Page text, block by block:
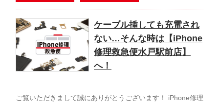
ケーブル挿しても充電され
ない…そんな時は【iPhone
修理救急便水戸駅前店】
へ！
ご覧いただきまして誠にありがとうございます！ iPhone修理